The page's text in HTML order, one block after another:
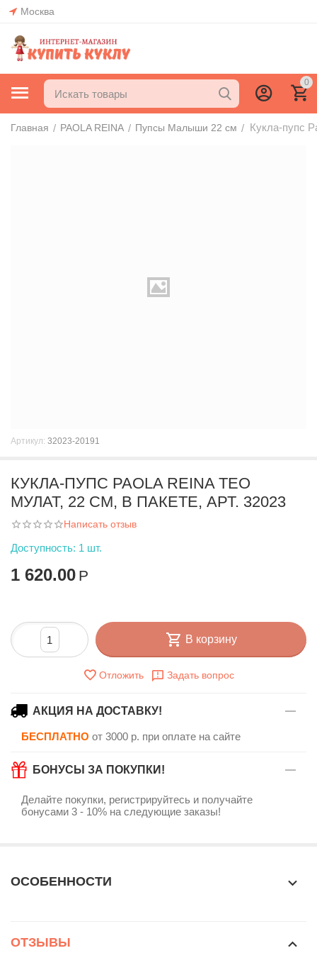
Москва
0
Главная / PAOLA REINA / Пупсы Малыши 22 см / Кукла-пупс
Артикул: 32023-20191
КУКЛА-ПУПС PAOLA REINA ТЕО
МУЛАТ, 22 СМ, В ПАКЕТЕ, АРТ. 32023
Написать отзыв
Доступность: 1 шт.
1 620.00 Р
В корзину
Отложить Задать вопрос
АКЦИЯ НА ДОСТАВКУ!
БЕСПЛАТНО от 3000 р. при оплате на сайте
БОНУСЫ ЗА ПОКУПКИ!
Делайте покупки, регистрируйтесь и получайте
бонусами 3 - 10% на следующие заказы!
ОСОБЕННОСТИ
ОТЗЫВЫ